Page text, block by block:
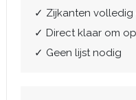
✓ Zijkanten
✓ Direct klaar om
✓ Geen lijst nodig